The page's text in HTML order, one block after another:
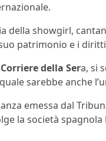
della showgirl,
patrimonio e i
Corriere della Sera, si
sarebbe anche
emessa dal
la società